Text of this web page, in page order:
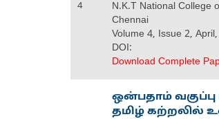
4
N.K.T National College
Chennai
Volume 4, Issue 2,
DOI:
Download Complete
ஒன்பதாம்
தமிழ் கற்றலில்